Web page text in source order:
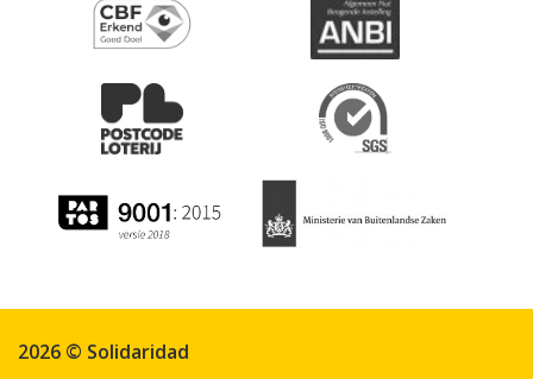
2026 © Solidaridad